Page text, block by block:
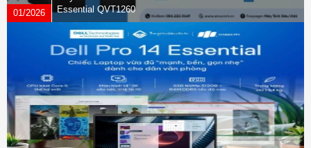
01/2026
Essential QVT1260